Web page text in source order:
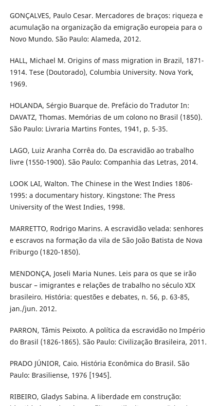
GONÇALVES, Paulo Cesar. Mercadores de braços: riqueza e
acumulação na organização da emigração europeia para o
Novo Mundo. São Paulo: Alameda, 2012.
HALL, Michael M. Origins of mass migration in Brazil, 1871-
1914. Tese (Doutorado), Columbia University. Nova York,
1969.
HOLANDA, Sérgio Buarque de. Prefácio do Tradutor In:
DAVATZ, Thomas. Memórias de um colono no Brasil (1850).
São Paulo: Livraria Martins Fontes, 1941, p. 5-35.
LAGO, Luiz Aranha Corrêa do. Da escravidão ao trabalho
livre (1550-1900). São Paulo: Companhia das Letras, 2014.
LOOK LAI, Walton. The Chinese in the West Indies 1806-
1995: a documentary history. Kingstone: The Press
University of the West Indies, 1998.
MARRETTO, Rodrigo Marins. A escravidão velada: senhores
e escravos na formação da vila de São João Batista de Nova
Friburgo (1820-1850).
MENDONÇA, Joseli Maria Nunes. Leis para os que se irão
buscar – imigrantes e relações de trabalho no século XIX
brasileiro. História: questões e debates, n. 56, p. 63-85,
jan./jun. 2012.
PARRON, Tâmis Peixoto. A política da escravidão no Império
do Brasil (1826-1865). São Paulo: Civilização Brasileira, 2011.
PRADO JÚNIOR, Caio. História Econômica do Brasil. São
Paulo: Brasiliense, 1976 [1945].
RIBEIRO, Gladys Sabina. A liberdade em construção: